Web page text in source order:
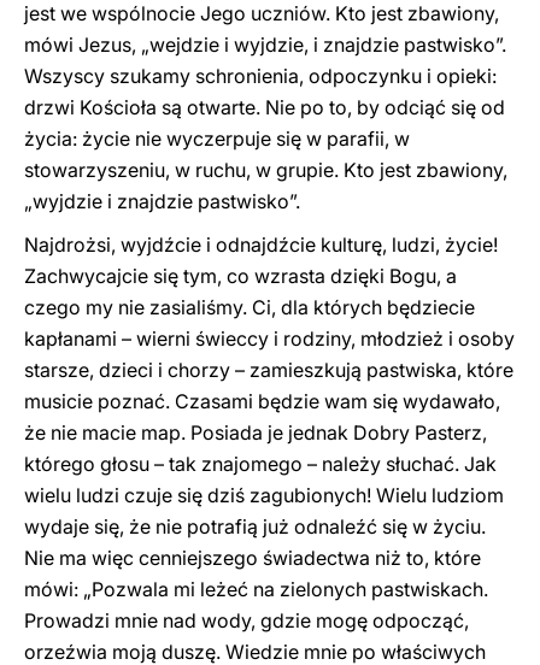
jest we wspólnocie Jego uczniów. Kto jest zbawiony,
mówi Jezus, „wejdzie i wyjdzie, i znajdzie pastwisko”.
Wszyscy szukamy schronienia, odpoczynku i opieki:
drzwi Kościoła są otwarte. Nie po to, by odciąć się od
życia: życie nie wyczerpuje się w parafii, w
stowarzyszeniu, w ruchu, w grupie. Kto jest zbawiony,
„wyjdzie i znajdzie pastwisko”.
Najdrożsi, wyjdźcie i odnajdźcie kulturę, ludzi, życie!
Zachwycajcie się tym, co wzrasta dzięki Bogu, a
czego my nie zasialiśmy. Ci, dla których będziecie
kapłanami – wierni świeccy i rodziny, młodzież i osoby
starsze, dzieci i chorzy – zamieszkują pastwiska, które
musicie poznać. Czasami będzie wam się wydawało,
że nie macie map. Posiada je jednak Dobry Pasterz,
którego głosu – tak znajomego – należy słuchać. Jak
wielu ludzi czuje się dziś zagubionych! Wielu ludziom
wydaje się, że nie potrafią już odnaleźć się w życiu.
Nie ma więc cenniejszego świadectwa niż to, które
mówi: „Pozwala mi leżeć na zielonych pastwiskach.
Prowadzi mnie nad wody, gdzie mogę odpocząć,
orzeźwia moją duszę. Wiedzie mnie po właściwych